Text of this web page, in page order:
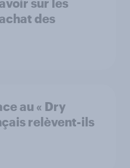
sur les
des
au « Dry
relèvent-ils